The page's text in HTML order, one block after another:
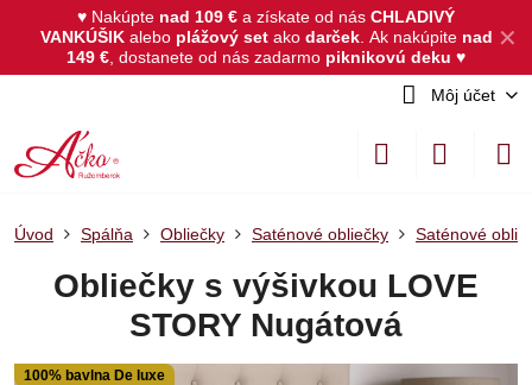
✕
♥ Nakúpte nad 109 € a získate od nás CHLADIVÝ
VANKÚŠIKalebo plážový set akodarček. Ak nakúpite nad
149 € , dostanete od nás zadarmo piknikovú deku ♥
Môj účet
100% bavlna De luxe
Úvod Spálňa Obliečky Saténové obliečky Saténové
Obliečky s výšivkou LOVE
STORY Nugátová